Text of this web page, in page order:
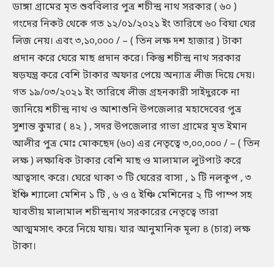
ডাঙ্গা গ্রামের মৃত শুববিলার পুত্র শচীন্দ্র নাথ সরকার ( ৬০ )
গংদের নিকট থেকে গত ১২/০১/২০২১ ইং তারিখে ৬০ বিঘা ঘের
লিজ নেয়। এবং ৩,১০,০০০ / – ( তিন লক্ষ দশ হাজার ) টাকা
প্রদান করে ঘেরে মাছ প্রদান করে। কিন্তু শচীন্দ্র নাথ সরকার
ষড়যন্ত্র করে বেশি টাকার অফার পেয়ে অন্যাত্র লীজ দিয়ে দেয়।
গত ১৯/০৩/২০২১ ইং তারিখে লীজ গ্রহনকারী সাইদুরকে না
জানিয়ে শচীন্দ্র নাথ ও আশাশুনি উপজেলার মহাদেবের পুত্র
সুশান্ত কুমার ( ৪২ ) , সদর উপজেলার গাভা গ্রামের মৃত ইমান
আলীর পুত্র মােঃ মােকছেদ (৬০) এর নেতৃত্বে ৩,০০,০০০ / – ( তিন
লক্ষ ) লক্ষাধিক টাকার বেশি মাছ ও মালামাল লুটপাট করে
আত্বসাৎ করে। ঘেরে থাকা ৩ টি ঘেরের বাসা , ১ টি নলকূপ , ৩
ইঞ্চি শ্যালাে মেশিন ১ টি , ৬ ও ৫ ইঞ্চি মেশিনের ২ টি পাম্প সহ
যাবতীয় মালামাল শচীন্দ্রনাথ সরকারের নেতৃত্বে তারা
আত্মমসাৎ করে নিয়ে যায়। যার আনুমানিক মূল্য ৪ (চার) লক্ষ
টাকা।